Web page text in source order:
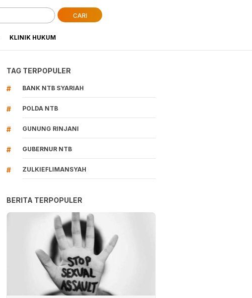
CARI
KLINIK HUKUM
TAG TERPOPULER
# BANK NTB SYARIAH
# POLDA NTB
# GUNUNG RINJANI
# GUBERNUR NTB
# ZULKIEFLIMANSYAH
BERITA TERPOPULER